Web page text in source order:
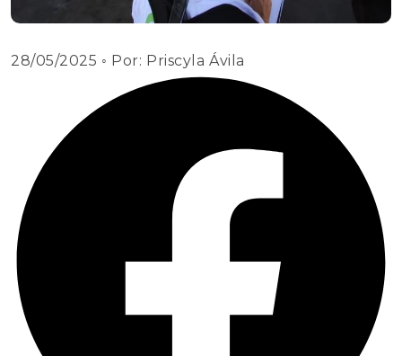
28/05/2025 ◦ Por: Priscyla Ávila